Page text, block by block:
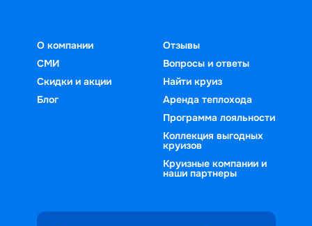
О компании
СМИ
Скидки и акции
Блог
Отзывы
Вопросы и ответы
Найти круиз
Аренда теплохода
Программа лояльности
Коллекция выгодных
круизов
Круизные компании и
наши партнеры